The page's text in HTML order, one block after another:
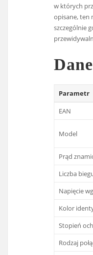
w których
opisane, ten
szczególnie
Parametr
EAN
Model
Prąd
Liczba
Napięcie
Kolor
Stopień
Rodzaj